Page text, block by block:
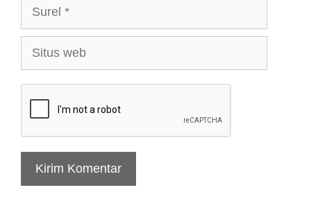
Surel
Situs